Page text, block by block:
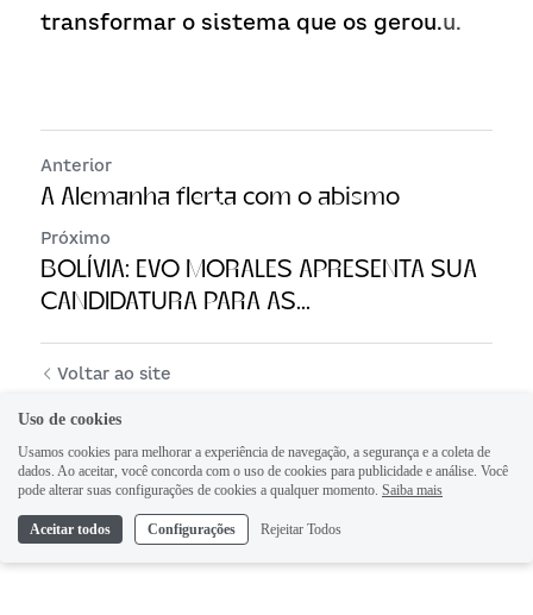
transformar o sistema que os gerou.u.
Anterior
A Alemanha flerta com o abismo
Próximo
BOLÍVIA: EVO MORALES APRESENTA SUA
CANDIDATURA PARA AS...
Voltar ao site
Uso de cookies
Usamos cookies para melhorar a experiência de navegação, a segurança e a coleta de
dados. Ao aceitar, você concorda com o uso de cookies para publicidade e análise. Você
pode alterar suas configurações de cookies a qualquer momento. Saiba mais
Aceitar todos Configurações Rejeitar Todos